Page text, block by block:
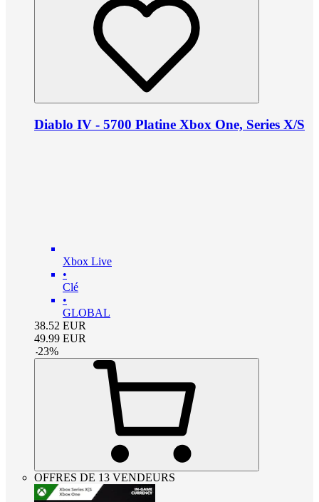
Diablo IV - 5700 Platine Xbox One, Series X/S
Xbox Live
•
Clé
•
GLOBAL
38.52 EUR
49.99 EUR
-23%
OFFRES DE 13 VENDEURS